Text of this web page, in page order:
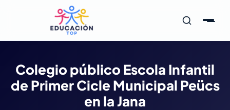
Colegio público Escola Infantil
de Primer Cicle Municipal Peücs
en la Jana